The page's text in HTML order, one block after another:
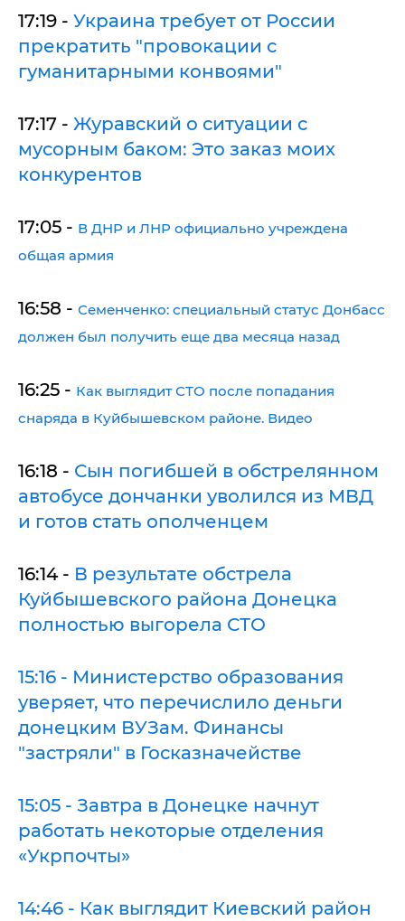
17:19 - Украина требует от России
прекратить "провокации с
гуманитарными конвоями"
17:17 - Журавский о ситуации с
мусорным баком: Это заказ моих
конкурентов
17:05 - В ДНР и ЛНР официально учреждена
общая армия
16:58 - Семенченко: специальный статус Донбасс
должен был получить еще два месяца назад
16:25 - Как выглядит СТО после попадания
снаряда в Куйбышевском районе. Видео
16:18 - Сын погибшей в обстрелянном
автобусе дончанки уволился из МВД
и готов стать ополченцем
16:14 - В результате обстрела
Куйбышевского района Донецка
полностью выгорела СТО
15:16 - Министерство образования
уверяет, что перечислило деньги
донецким ВУЗам. Финансы
"застряли" в Госказначействе
15:05 - Завтра в Донецке начнут
работать некоторые отделения
«Укрпочты»
14:46 - Как выглядит Киевский район